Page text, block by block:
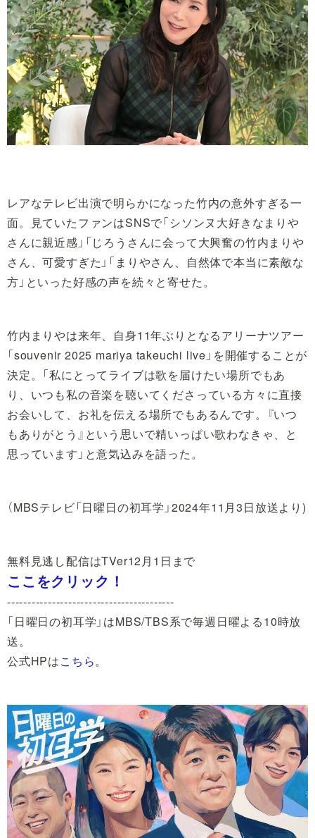
レアなテレビ出演で明らかになった竹内の意外すぎる一
面。見ていたファンはSNSで「シソンヌ大好きなまりや
さんに親近感」「じろうさんに会って大興奮の竹内まりや
さん、可愛すぎた」「まりやさん、自然体で本当に素敵な
方」といった好感の声を続々と寄せた。
竹内まりやは来年、自身11年ぶりとなるアリーナツアー
「souvenir 2025 mariya takeuchi live」を開催することが
決定。「私にとってライブは歌を届けたい場所でもあ
り、いつも私の音楽を聴いてくださっている方々に直接
お会いして、お礼を伝える場所でもあるんです。『いつ
もありがとう』という思いで精いっぱい歌わなきゃ、と
思っています」と意気込みを語った。
（MBSテレビ「日曜日の初耳学」2024年11月3日放送より)
無料見逃し配信はTVer12月1日まで
ここをクリック！
-----------------------------------------
「日曜日の初耳学」はMBS/TBS系で毎週日曜よる10時放
送。
公式HPはこちら。